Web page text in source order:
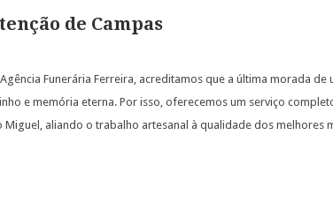
de Campas
Funerária Ferreira, acreditamos que a última morada
e memória eterna. Por isso, oferecemos um serviço
Miguel, aliando o trabalho artesanal à qualidade dos melhores